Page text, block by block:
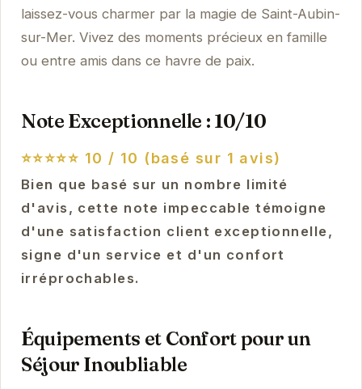
laissez-vous charmer par la magie de Saint-Aubin-
sur-Mer. Vivez des moments précieux en famille
ou entre amis dans ce havre de paix.
Note Exceptionnelle : 10/10
⭐⭐⭐⭐⭐ 10 / 10 (basé sur 1 avis)
Bien que basé sur un nombre limité
d'avis, cette note impeccable témoigne
d'une satisfaction client exceptionnelle,
signe d'un service et d'un confort
irréprochables.
Équipements et Confort pour un
Séjour Inoubliable